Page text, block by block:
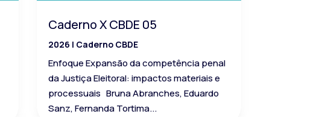
Caderno X CBDE 05
2026 | Caderno CBDE
Enfoque Expansão da competência penal
da Justiça Eleitoral: impactos materiais e
processuais Bruna Abranches, Eduardo
Sanz, Fernanda Tortima...